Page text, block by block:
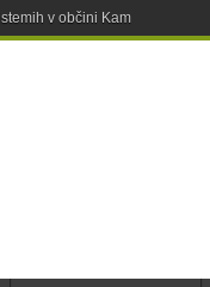
v občini Kamnik